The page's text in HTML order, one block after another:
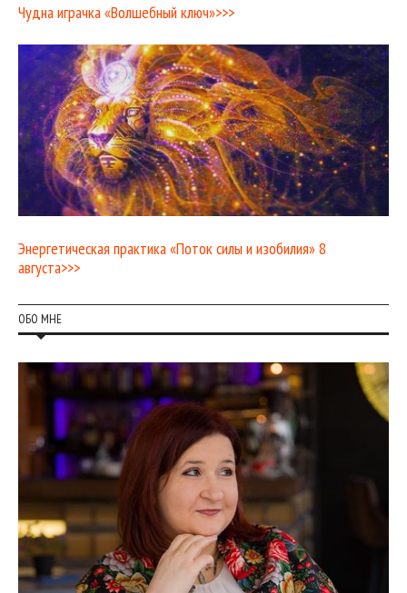
Чудна играчка «Волшебный ключ»>>>
Энергетическая практика «Поток силы и изобилия» 8
августа>>>
ОБО МНЕ